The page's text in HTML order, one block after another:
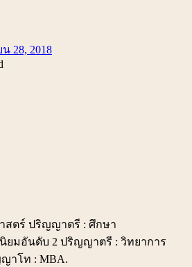
28, 2018
สตร์ ปริญญาตรี : ศึกษา
ยมอันดับ 2 ปริญญาตรี : วิทยาการ
าโท : MBA.